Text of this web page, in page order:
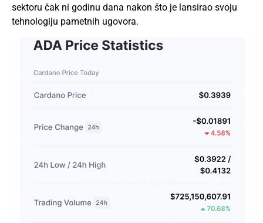
sektoru čak ni godinu dana nakon što je lansirao svoju
tehnologiju pametnih ugovora.